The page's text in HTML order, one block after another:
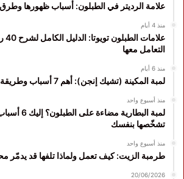
علامة الرديتر في الطبلون: أسباب ظهورها وطرق
منذ 4 أيام
التعامل معها
منذ 6 أيام
لمبة المكينة (تشيك إنجن): أهم 7 أسباب وطريقة التعامل معها
منذ أسبوع واحد
لمبة البطارية
تشخّصها بنفسك
منذ أسبوع واحد
طرمبة الزيت: كيف تعمل ولماذا تلفها قد يدمّر
20/06/2026